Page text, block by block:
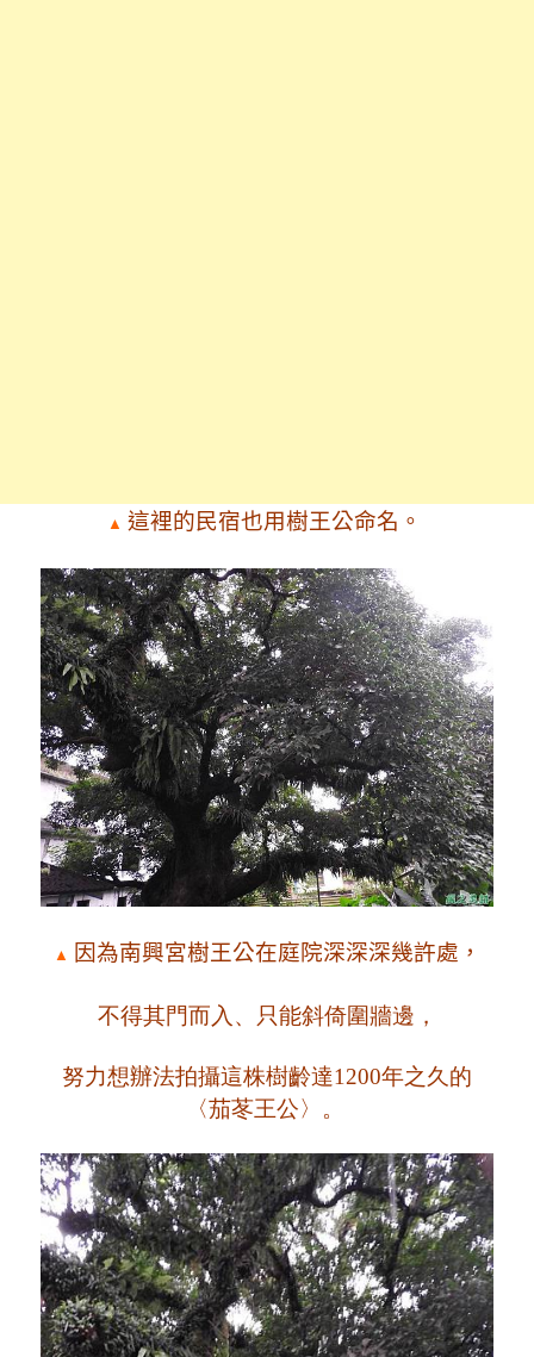
▲ 這裡的民宿也用樹王公命名。
▲ 因為南興宮樹王公在庭院深深深幾許處，
不得其門而入、 只能斜倚圍牆邊，
努力想辦法拍攝這株樹齡達1200年之久的
〈茄苳王公〉
。